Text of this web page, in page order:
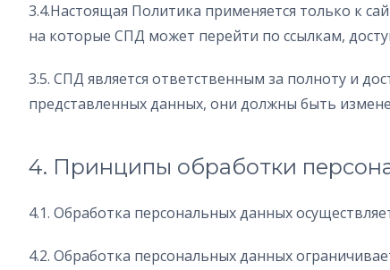
3.4.Настоящая Политика применяется только к
на которые СПД может перейти по ссылкам,
3.5. СПД является ответственным за полноту и
представленных данных, они должны быть
4. Принципы обработки
4.1. Обработка персональных данных
4.2. Обработка персональных данных